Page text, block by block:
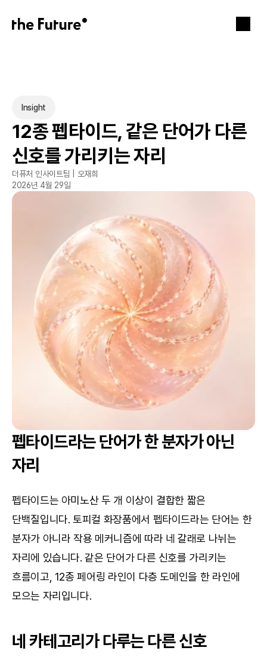
Insight
12종 펩타이드, 같은 단어가 다른
신호를 가리키는 자리
더퓨처 인사이트팀 | 오재희
2026년 4월 29일
펩타이드라는 단어가 한 분자가 아닌
자리
펩타이드는 아미노산 두 개 이상이 결합한 짧은
단백질입니다. 토피컬 화장품에서 펩타이드라는 단어는 한
분자가 아니라 작용 메커니즘에 따라 네 갈래로 나뉘는
자리에 있습니다. 같은 단어가 다른 신호를 가리키는
흐름이고, 12종 페어링 라인이 다층 도메인을 한 라인에
모으는 자리입니다.
네 카테고리가 다루는 다른 신호